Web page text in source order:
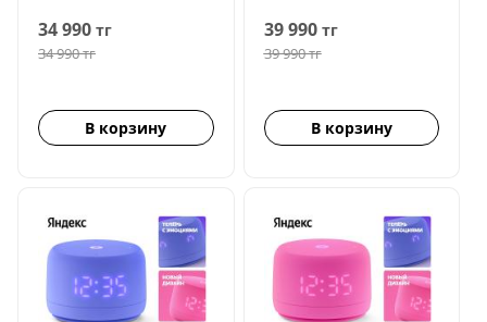
34 990 тг
34 990тг
В корзину
39 990тг
39 990тг
В корзину